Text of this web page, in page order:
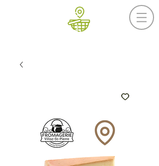
Prochaine livraison
Mercredi 19 août